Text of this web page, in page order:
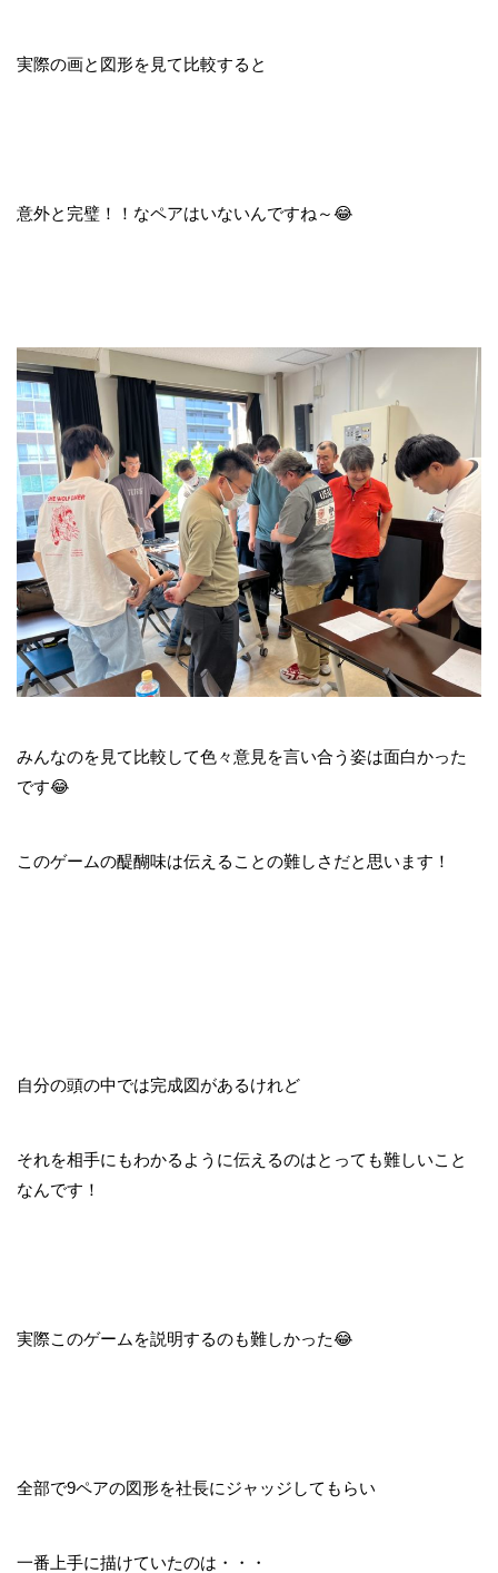
実際の画と図形を見て比較すると
意外と完璧！！なペアはいないんですね～😂
みんなのを見て比較して色々意見を言い合う姿は面白かった
です😂
このゲームの醍醐味は伝えることの難しさだと思います！
自分の頭の中では完成図があるけれど
それを相手にもわかるように伝えるのはとっても難しいこと
なんです！
実際このゲームを説明するのも難しかった😂
全部で9ペアの図形を社長にジャッジしてもらい
一番上手に描けていたのは・・・